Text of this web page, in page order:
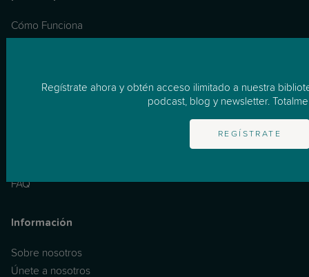
Cómo Funciona
Recursos
FAQ
Información
Sobre nosotros
Únete a nosotros
Regístrate ahora y obtén acceso ilimitado a nuestra
podcast, blog y newsletter.
REGÍSTRATE